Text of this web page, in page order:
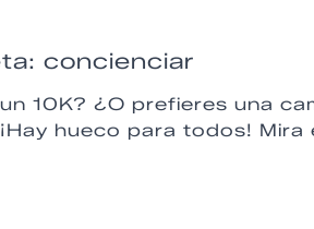
concienciar
10K? ¿O prefieres una
hueco para todos! Mira